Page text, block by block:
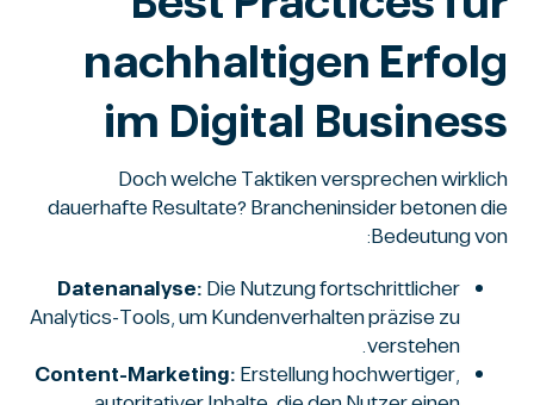
nachhaltigen Erfolg
im Digital Business
Doch welche Taktiken versprechen wirklich
dauerhafte Resultate? Brancheninsider betonen die
Bedeutung von:
Datenanalyse:Die Nutzung fortschrittlicher
Analytics-Tools, um Kundenverhalten präzise zu
verstehen.
Content-Marketing:Erstellung hochwertiger,